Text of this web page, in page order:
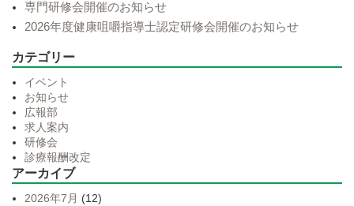
専門研修会開催のお知らせ
2026年度健康咀嚼指導士認定研修会開催のお知らせ
カテゴリー
イベント
お知らせ
広報部
求人案内
研修会
診療報酬改定
アーカイブ
2026年7月 (12)